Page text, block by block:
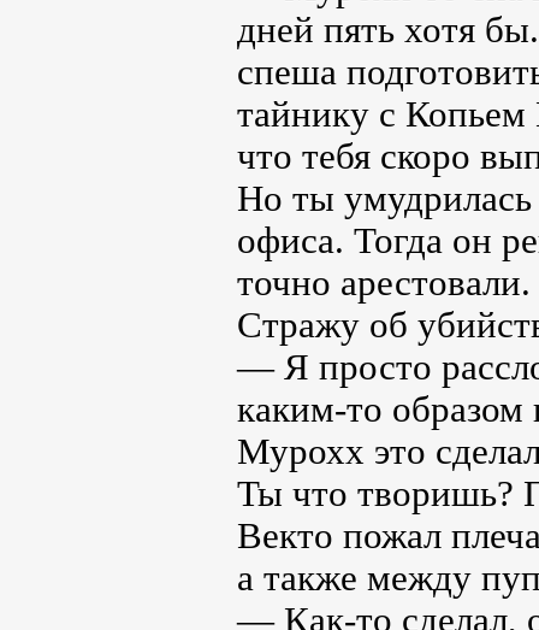
дней пять хотя
спеша
тайнику с Копьем
что тебя скоро
Но ты умудрилась
офиса. Тогда он
точно
Стражу об
— Я просто
каким-то образом
Мурохх это
Ты что творишь?
Векто пожал
а также между
— Как-то сделал,